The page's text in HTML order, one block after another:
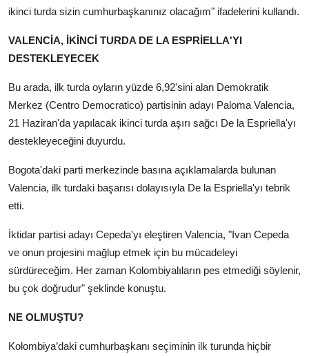
ikinci turda sizin cumhurbaşkanınız olacağım" ifadelerini kullandı.
VALENCİA, İKİNCİ TURDA DE LA ESPRİELLA'YI
DESTEKLEYECEK
Bu arada, ilk turda oyların yüzde 6,92'sini alan Demokratik
Merkez (Centro Democratico) partisinin adayı Paloma Valencia,
21 Haziran'da yapılacak ikinci turda aşırı sağcı De la Espriella'yı
destekleyeceğini duyurdu.
Bogota'daki parti merkezinde basına açıklamalarda bulunan
Valencia, ilk turdaki başarısı dolayısıyla De la Espriella'yı tebrik
etti.
İktidar partisi adayı Cepeda'yı eleştiren Valencia, "Ivan Cepeda
ve onun projesini mağlup etmek için bu mücadeleyi
sürdüreceğim. Her zaman Kolombiyalıların pes etmediği söylenir,
bu çok doğrudur" şeklinde konuştu.
NE OLMUŞTU?
Kolombiya’daki cumhurbaşkanı seçiminin ilk turunda hiçbir